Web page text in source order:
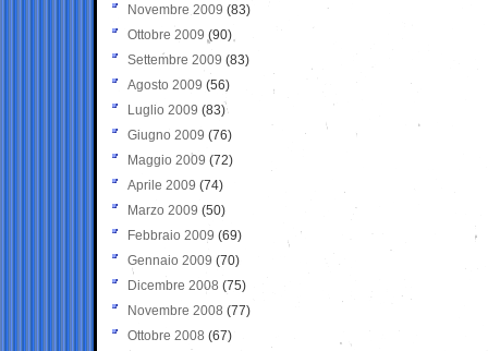
Novembre 2009 (83)
Ottobre 2009 (90)
Settembre 2009 (83)
Agosto 2009 (56)
Luglio 2009 (83)
Giugno 2009 (76)
Maggio 2009 (72)
Aprile 2009 (74)
Marzo 2009 (50)
Febbraio 2009 (69)
Gennaio 2009 (70)
Dicembre 2008 (75)
Novembre 2008 (77)
Ottobre 2008 (67)